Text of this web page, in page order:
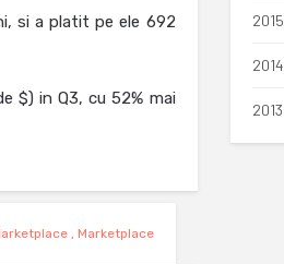
si a platit pe ele 692
$) in Q3, cu 52% mai
, Marketplace
2015
2014
2013